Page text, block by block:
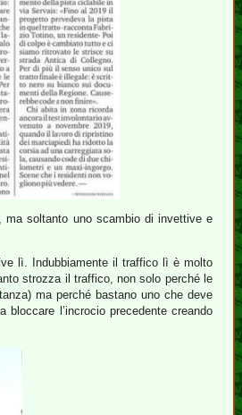
ma soltanto uno scambio di invettive e
lì. Indubbiamente il traffico lì è molto
strozza il traffico, non solo perché le
ma perché bastano uno che deve
l’incrocio precedente creando